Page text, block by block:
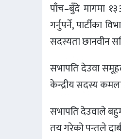
पाँच–बुँदे मागमा
गर्नुपर्ने,
सदस्यता छानवीन
सभापति देउवा
केन्द्रीय सदस्य
सभापति देउवाले
तय गरेको पन्तले